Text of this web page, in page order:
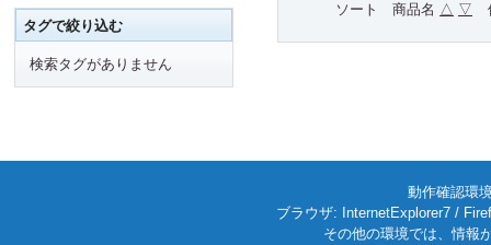
ソート
商品名 △ ▽
タグで絞り込む
検索タグがありません
動作確認環
ブラウザ: InternetExplorer7 /
その他の環境では、情報